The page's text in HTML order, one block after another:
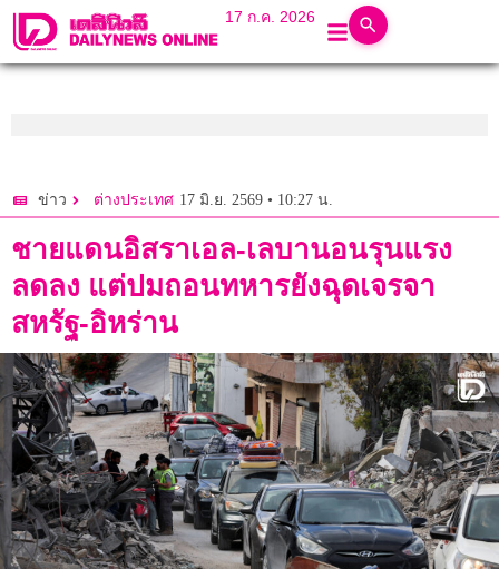
17 ก.ค. 2026
ข่าว ต่างประเทศ 17 มิ.ย. 2569 • 10:27 น.
ชายแดนอิสราเอล-เลบานอนรุนแรง
ลดลง แต่ปมถอนทหารยังฉุดเจรจา
สหรัฐ-อิหร่าน